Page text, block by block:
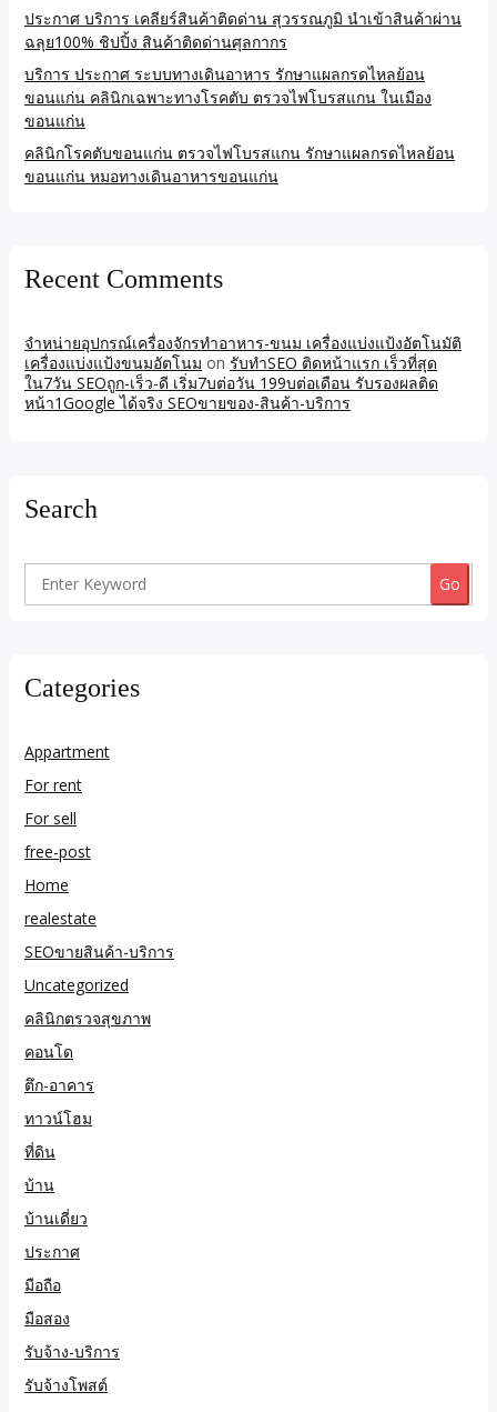
ประกาศ บริการ เคลียร์สินค้าติดด่าน สุวรรณภูมิ นำเข้าสินค้าผ่าน
ฉลุย100% ชิปปิ้ง สินค้าติดด่านศุลกากร
บริการ ประกาศ ระบบทางเดินอาหาร รักษาแผลกรดไหลย้อน
ขอนแก่น คลินิกเฉพาะทางโรคตับ ตรวจไฟโบรสแกน ในเมือง
ขอนแก่น
คลินิกโรคตับขอนแก่น ตรวจไฟโบรสแกน รักษาแผลกรดไหลย้อน
ขอนแก่น หมอทางเดินอาหารขอนแก่น
Recent Comments
จำหน่ายอุปกรณ์เครื่องจักรทำอาหาร-ขนม เครื่องแบ่งแป้งอัตโนมัติ
เครื่องแบ่งแป้งขนมอัตโนม on รับทำSEO ติดหน้าแรก เร็วที่สุด
ใน7วัน SEOถูก-เร็ว-ดี เริ่ม7บต่อวัน 199บต่อเดือน รับรองผลติด
หน้า1Google ได้จริง SEOขายของ-สินค้า-บริการ
Search
Search
Categories
Appartment
For rent
For sell
free-post
Home
realestate
SEOขายสินค้า-บริการ
Uncategorized
คลินิกตรวจสุขภาพ
คอนโด
ตึก-อาคาร
ทาวน์โฮม
ที่ดิน
บ้าน
บ้านเดี่ยว
ประกาศ
มือถือ
มือสอง
รับจ้าง-บริการ
รับจ้างโพสต์